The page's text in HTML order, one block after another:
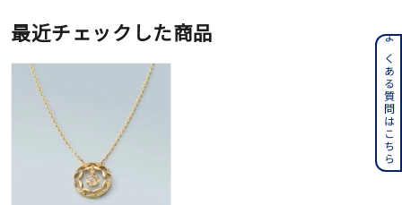
最近チェックした商品
よくある質問はこちら